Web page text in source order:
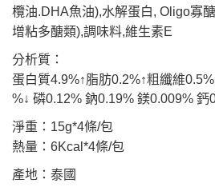
ATM／網路銀行／等多元方式進行付款，方視
※ 請注意：結帳手續完成當下不需立刻繳費
購買商品的店家。未經商家同意取消之訂單仍
※ 交易是否成功請以「AFTEE先享後付 」之
是否繳費成功／繳費後需取消欲退款等相關疑
客戶支援中心」https://
【注意事項】
１．透過由恩沛科技股份有限公司提供之「
易，需依本服務之必要範圍內提供個人資料，
２．關於個人資料處理事宜，請瀏覽以下網址：
宅配運費
每筆NT$120，滿NT$688(含以上)免運費
香港地區
欖油.DHA魚油),水解蛋白, Oligo寡
增粘多醣類),調味料,維生素E
分析質：
蛋白質4.9%↑脂肪0.2%↑粗纖維
%↓ 磷0.12% 鈉0.19% 鎂0.009% 鈣
淨重：15g*4條/包
熱量：6Kcal*4條/包
產地：泰國